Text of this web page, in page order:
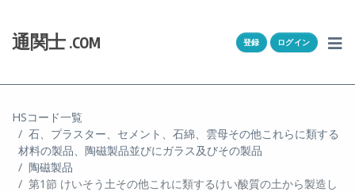
通関士 .COM 登録 ログイン
HSコード一覧
石、プラスター、セメント、石綿、雲母その他これらに類する
材料の製品、陶磁製品並びにガラス及びその製品
陶磁製品
第1節 けいそう土その他これに類するけい酸質の土から製造し
通関Ｑ＆Ａ
通関士NEWS